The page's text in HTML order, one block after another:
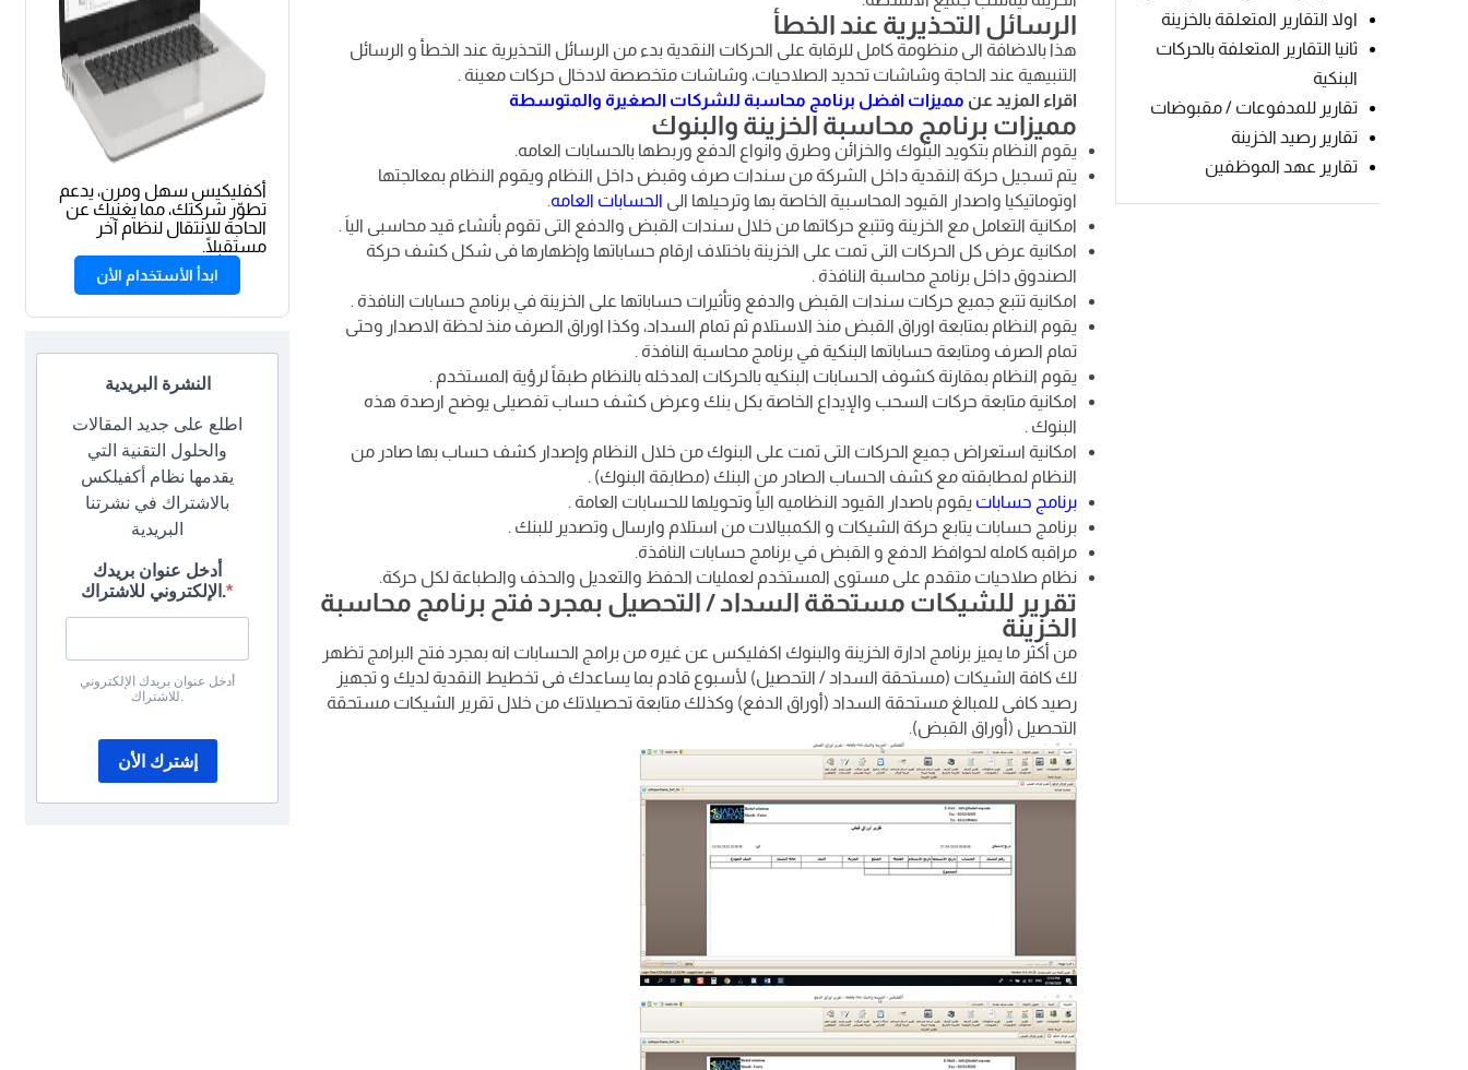
اولا التقارير المتعلقة بالخزينة
ثانيا التقارير المتعلفة بالحركات
البنكية
تقارير للمدفوعات / مقبوضات
تقارير رصيد الخزينة
تقارير عهد الموظفين
الرسائل التحذيرية عند الخطأ
هذا بالاضافة الى منظومة كامل للرقابة على الحركات النقدية بدء من الرسائل التحذيرية عند الخطأ و الرسائل
التنبيهية عند الحاجة وشاشات تحديد الصلاحيات، وشاشات متخصصة لادخال حركات معينة .
اقراء المزيد عن مميزات افضل برنامج محاسبة للشركات الصغيرة والمتوسطة
مميزات برنامج محاسبة الخزينة والبنوك
يقوم النظام بتكويد البنوك والخزائن وطرق وانواع الدفع وربطها بالحسابات العامه.
يتم تسجيل حركة النقدية داخل الشركة من سندات صرف وقبض داخل النظام ويقوم النظام بمعالجتها
اوتوماتيكيا واصدار القيود المحاسبية الخاصة بها وترحيلها الى الحسابات العامه.
امكانية التعامل مع الخزينة وتتبع حركاتها من خلال سندات القبض والدفع التى تقوم بأنشاء قيد محاسبى الياَ .
امكانية عرض كل الحركات التى تمت على الخزينة باختلاف ارقام حساباتها وإظهارها فى شكل كشف حركة
الصندوق داخل برنامج محاسبة النافذة .
امكانية تتبع جميع حركات سندات القبض والدفع وتأثيرات حساباتها على الخزينة في برنامج حسابات النافذة .
يقوم النظام بمتابعة اوراق القبض منذ الاستلام ثم تمام السداد، وكذا اوراق الصرف منذ لحظة الاصدار وحتى
تمام الصرف ومتابعة حساباتها البنكية في برنامج محاسبة النافذة .
يقوم النظام بمقارنة كشوف الحسابات البنكيه بالحركات المدخله بالنظام طبقاً لرؤية المستخدم .
امكانية متابعة حركات السحب والإيداع الخاصة بكل بنك وعرض كشف حساب تفصيلى يوضح ارصدة هذه
البنوك .
امكانية استعراض جميع الحركات التى تمت على البنوك من خلال النظام وإصدار كشف حساب بها صادر من
النظام لمطابقته مع كشف الحساب الصادر من البنك (مطابقة البنوك) .
برنامج حسابات يقوم باصدار القيود النظاميه الياً وتحويلها للحسابات العامة .
برنامج حسابات يتابع حركة الشيكات و الكمبيالات من استلام وارسال وتصدير للبنك .
مراقبه كامله لحوافظ الدفع و القبض في برنامج حسابات النافذة.
نظام صلاحيات متقدم على مستوى المستخدم لعمليات الحفظ والتعديل والحذف والطباعة لكل حركة.
تقرير للشيكات مستحقة السداد / التحصيل بمجرد فتح برنامج محاسبة
الخزينة
من أكثر ما يميز برنامج ادارة الخزينة والبنوك اكفليكس عن غيره من برامج الحسابات انه بمجرد فتح البرامج تظهر
لك كافة الشيكات (مستحقة السداد / التحصيل) لأسبوع قادم بما يساعدك فى تخطيط النقدية لديك و تجهيز
رصيد كافى للمبالغ مستحقة السداد (أوراق الدفع) وكذلك متابعة تحصيلاتك من خلال تقرير الشيكات مستحقة
التحصيل (أوراق القبض).
أكفليكيس سهل ومرن، يدعم
تطوّر شركتك، مما يغنيك عن
الحاجة للانتقال لنظام آخر
مستقبلًا.
ابدأ الأستخدام الأن
النشرة البريدية
اطلع على جديد المقالات
والحلول التقنية التي
يقدمها نظام أكفيلكس
بالاشتراك في نشرتنا
البريدية
أدخل عنوان بريدك
الإلكتروني للاشتراك.
أدخل عنوان بريدك الإلكتروني
للاشتراك.
إشترك الأن